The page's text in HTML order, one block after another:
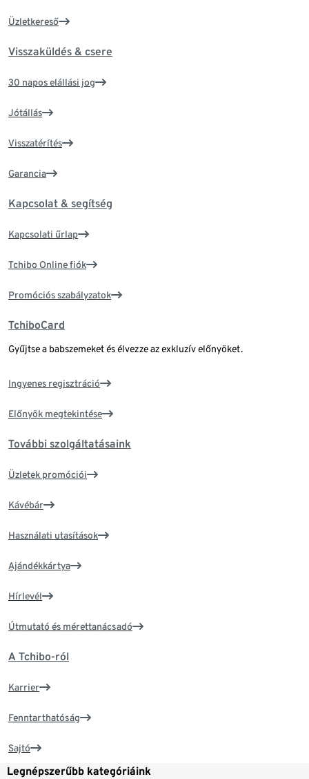
Üzletkereső
Visszaküldés & csere
30 napos elállási jog
Jótállás
Visszatérítés
Garancia
Kapcsolat & segítség
Kapcsolati űrlap
Tchibo Online fiók
Promóciós szabályzatok
TchiboCard
Gyűjtse a babszemeket és élvezze az exkluzív előnyöket.
Ingyenes regisztráció
Előnyök megtekintése
További szolgáltatásaink
Üzletek promóciói
Kávébár
Használati utasítások
Ajándékkártya
Hírlevél
Útmutató és mérettanácsadó
A Tchibo-ról
Karrier
Fenntarthatóság
Sajtó
Legnépszerűbb kategóriáink